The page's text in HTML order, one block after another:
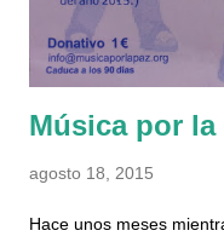
primero hay q...
Música por la
agosto 18, 2015
Hace unos meses